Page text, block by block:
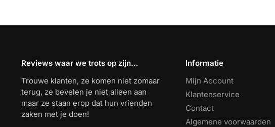
Reviews waar we trots op zijn…
Trouwe klanten, ze komen niet zomaar
terug, ze bevelen je niet alleen aan
maar ze staan erop dat hun vrienden
zaken met je doen!
Informatie
Mijn Account
Klantenservice
Contact
Algemene voorwaarden